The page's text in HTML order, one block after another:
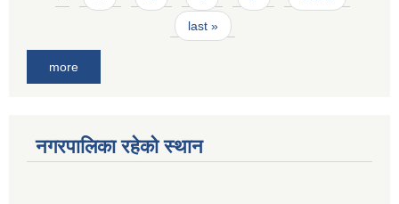
last »
more
नगरपालिका रहेको स्थान